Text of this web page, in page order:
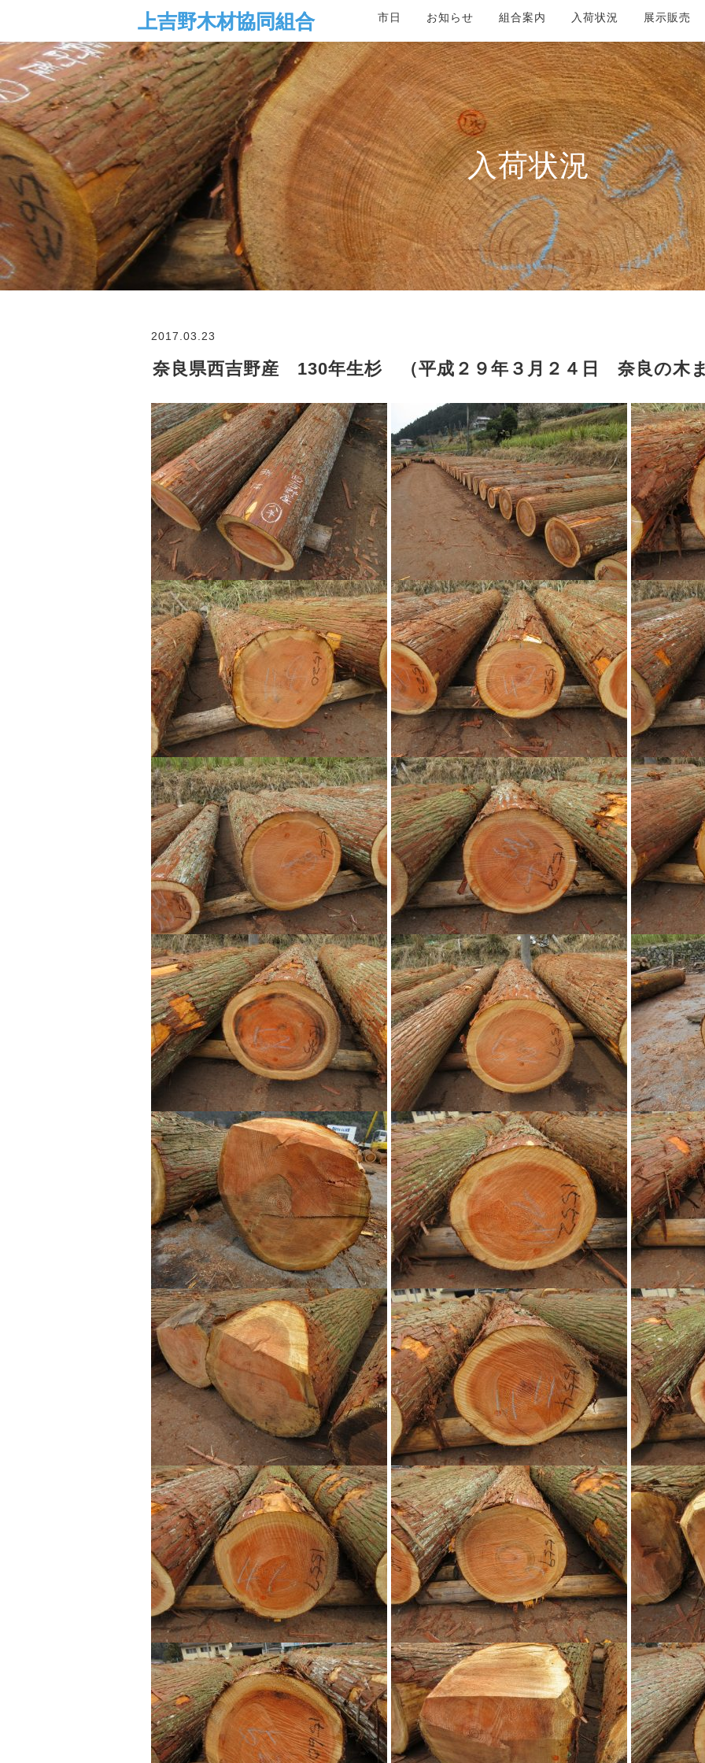
市日 お知らせ 組合案内 入荷状況 展示販売
入荷状況
2017.03.23
奈良県西吉野産 130年生杉 （平成２９年３月２４日 奈良の木